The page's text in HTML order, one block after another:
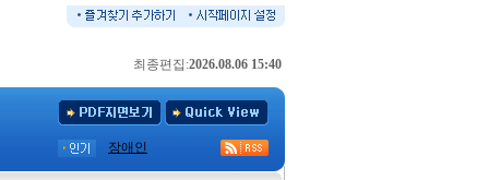
최종편집:2026.08.06 15:40
장애인